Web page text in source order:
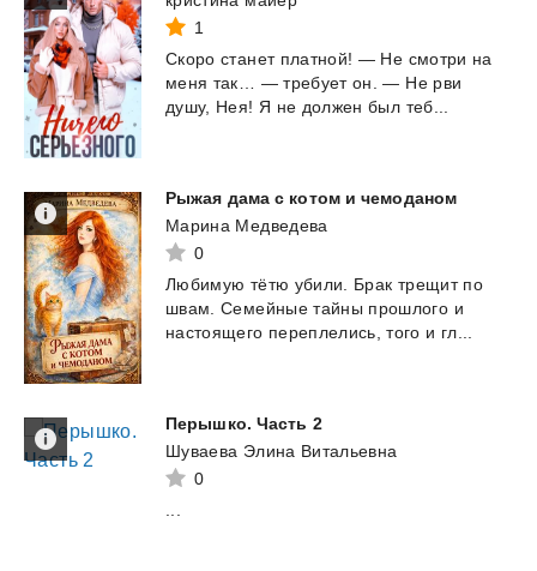
1
Скоро станет платной! — Не смотри на
меня так… — требует он. — Не рви
душу, Нея! Я не должен был теб...
Рыжая дама с котом и чемоданом
Марина Медведева
0
Любимую тëтю убили. Брак трещит по
швам.
Семейные тайны прошлого и
настоящего переплелись, того и гл...
Перышко. Часть 2
Шуваева Элина Витальевна
0